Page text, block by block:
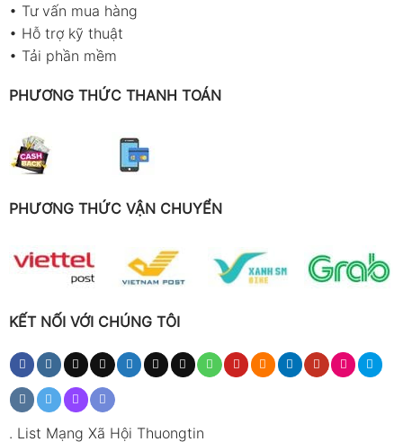
• Tư vấn mua hàng
• Hỗ trợ kỹ thuật
• Tải phần mềm
PHƯƠNG THỨC THANH TOÁN
PHƯƠNG THỨC VẬN CHUYỂN
KẾT NỐI VỚI CHÚNG TÔI
. List Mạng Xã Hội Thuongtin